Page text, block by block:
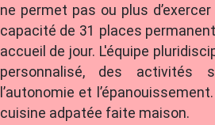
ne permet pas ou plus
capacité de 31 places
accueil de jour. L'équipe
personnalisé, des activités
l’autonomie et
cuisine adpatée faite maison.